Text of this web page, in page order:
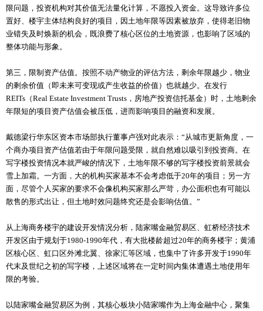
限问题，投资机构对其价值无法量化计算，不愿投入资金。这导致许多位
置好、楼宇主体结构良好的项目，因土地年限等因素被放弃，使得老旧物
业错失及时焕新的机会，既浪费了核心区位的土地资源，也影响了区域的
整体功能与形象。
第三，限制资产估值。按照不动产物业的评估方法，剩余年限越少，物业
的剩余价值（即未来可变现或产生收益的价值）也就越少。在发行
REITs（Real Estate Investment Trusts，房地产投资信托基金）时，土地剩余
年限短的项目资产估值会被压低，进而影响项目的融资和发展。
戴德梁行华东区资本市场部执行董事卢强对此表示：“从城市更新角度，一
个商办项目资产估值若由于年限问题受限，就自然难以吸引到投资商。在
写字楼投资情况本就严峻的情况下，土地年限不够的写字楼投资前景就会
雪上加霜。一方面，大的机构买家基本不会考虑低于20年的项目；另一方
面，尽管个人买家的要求不会像机构买家那么严苛，办公面积也有可能以
散售的形式出让，但土地时效问题终究还是会影响估值。”
从上海商务楼宇的建设开发情况分析，陆家嘴金融贸易区、虹桥经济技术
开发区由于规划于1980-1990年代，有大批楼龄超过20年的商务楼宇；黄浦
区核心区、虹口区外滩北翼、徐家汇等区域，也集中了许多开发于1990年
代末及世纪之初的写字楼，上述区域将在一定时间内集体遭遇土地使用年
限的考验。
以陆家嘴金融贸易区为例，其核心板块小陆家嘴作为上海金融中心，聚集